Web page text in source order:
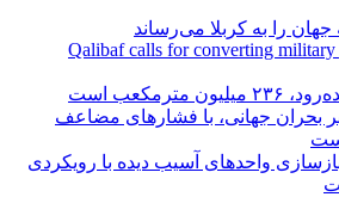
جهان را به کربلا می‌رساند
Qalibaf calls for converting
است
بر بحران جهانی، با فشارهای مضاعف
بازسازی واحدهای آسیب دیده با رویکردی